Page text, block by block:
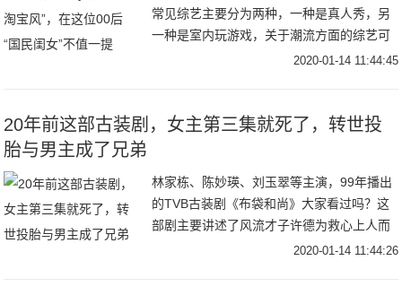
常见综艺主要分为两种，一种是真人秀，另
一种是室内玩游戏，关于潮流方面的综艺可
谓是少之又少。前段时间，一档号称《潮流
2020-01-14 11:44:45
20年前这部古装剧，女主第三集就死了，转世投
胎与男主成了兄弟
林家栋、陈妙瑛、刘玉翠等主演，99年播出
的TVB古装剧《布袋和尚》大家看过吗？这
部剧主要讲述了风流才子许德为救心上人而
剃头出家成为布袋和尚的故事。男主为了救
2020-01-14 11:44:26